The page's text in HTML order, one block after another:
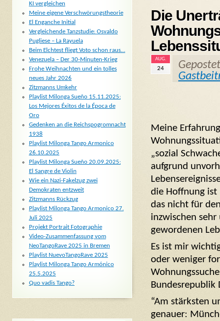
Die
AUG.
24
Meine
„sozial
aufgrund
die Hoffnung ist
das nicht für
inzwischen sehr
gewordenen
Es ist mir
oder weniger
Bundesrepublik
“Am stärksten
genauer:
KI vergleichen
Meine eigene Verschwörungstheorie
El Enganche Initial
Vergleichende Tanzstudie: Osvaldo
Pugliese – La Rayuela
Beim Elchtest fliegt Voto schon raus…
Venezuela – Der 30-Minuten-Krieg
Frohe Weihnachten und ein tolles
neues Jahr 2026
Zitzmanns Umkehr
Playlist Milonga Sueño 15.11.2025:
Los Mejores Éxitos de la Época de
Oro
Gedenken an die Reichspogromnacht
1938
Playlist Milonga Tango Armonico
26.10.2025
Playlist Milonga Sueño 20.09.2025:
El Sangre de Violin
Wie ein Nazi-Fakelzug zwei
Demokraten entzweit
Zitzmanns Rückzug
Playlist Milonga Tango Armonico 27.
Juli 2025
Projekt Portrait Fotographie
Video-Zusammenfassung vom
NeoTangoRave 2025 in Bremen
Playlist NuevoTangoRave 2025
Playlist Milonga Tango Armónico
25.5.2025
Quo vadis Tango?